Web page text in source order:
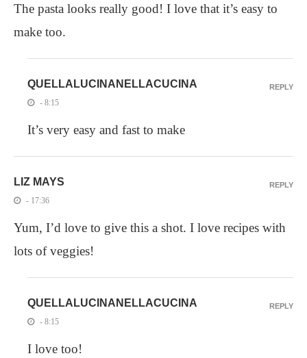
The pasta looks really good! I love that it’s easy to
make too.
QUELLALUCINANELLACUCINA
- 8:15
It’s very easy and fast to make
REPLY
LIZ MAYS
- 17:36
Yum, I’d love to give this a shot. I love recipes with
lots of veggies!
REPLY
QUELLALUCINANELLACUCINA
- 8:15
I love too!
REPLY